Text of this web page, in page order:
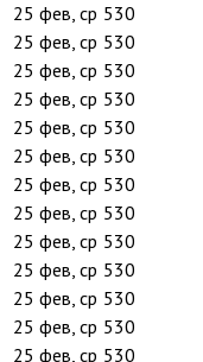
25 фев, ср 530
25 фев, ср 530
25 фев, ср 530
25 фев, ср 530
25 фев, ср 530
25 фев, ср 530
25 фев, ср 530
25 фев, ср 530
25 фев, ср 530
25 фев, ср 530
25 фев, ср 530
25 фев, ср 530
25 фев, ср 530